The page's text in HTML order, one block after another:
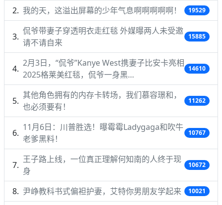
我的天，这溢出屏幕的少年气息啊啊啊啊啊！ 19529
侃爷带妻子穿透明衣走红毯 外媒曝两人未受邀
请不请自来
15885
2月3日，“侃爷”Kanye West携妻子比安卡亮相
2025格莱美红毯，侃爷一身黑…
14610
其他角色拥有的内存卡转场，我们慕容璟和，
也必须要有！
11262
11月6日：川普胜选！曝霉霉Ladygaga和吹牛
老爹黑料！
10767
王子路上线，一位真正理解何知南的人终于现
身
10672
尹峥教科书式偏袒护妻，艾特你男朋友学起来 10021